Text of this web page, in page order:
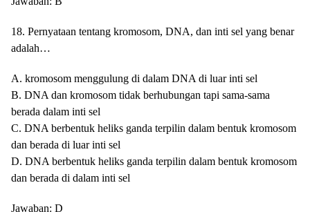
18. Pernyataan tentang kromosom, DNA, dan inti sel yang benar
adalah…
A. kromosom menggulung di dalam DNA di luar inti sel
B. DNA dan kromosom tidak berhubungan tapi sama-sama
berada dalam inti sel
C. DNA berbentuk heliks ganda terpilin dalam bentuk kromosom
dan berada di luar inti sel
D. DNA berbentuk heliks ganda terpilin dalam bentuk kromosom
dan berada di dalam inti sel
Jawaban: D